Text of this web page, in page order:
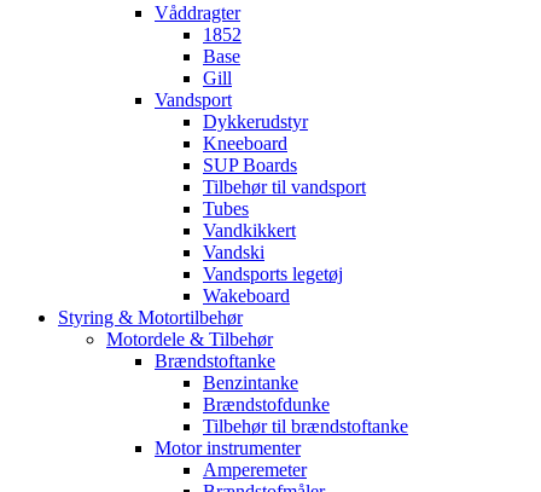
Våddragter
1852
Base
Gill
Vandsport
Dykkerudstyr
Kneeboard
SUP Boards
Tilbehør til vandsport
Tubes
Vandkikkert
Vandski
Vandsports legetøj
Wakeboard
Styring & Motortilbehør
Motordele & Tilbehør
Brændstoftanke
Benzintanke
Brændstofdunke
Tilbehør til brændstoftanke
Motor instrumenter
Amperemeter